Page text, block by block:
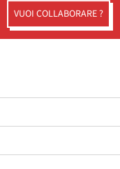
VUOI COLLABORARE ?